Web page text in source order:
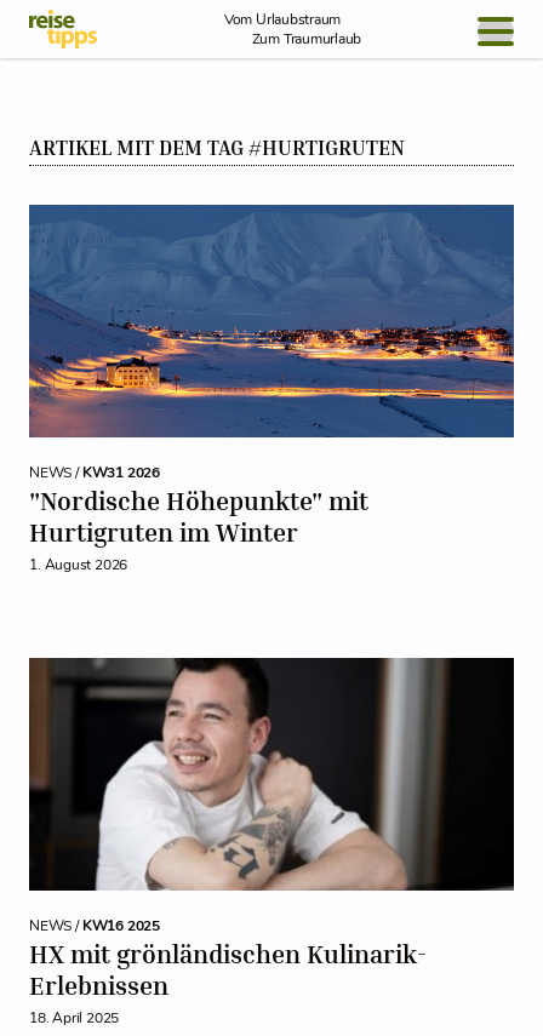
Skip to Content
Vom Urlaubstraum
Zum Traumurlaub
NEWS
ARTIKEL MIT DEM TAG #HURTIGRUTEN
NEWS /KW31 2026
"Nordische Höhepunkte" mit
Hurtigruten im Winter
1. August 2026
NEWS /KW16 2025
HX mit grönländischen Kulinarik-
Erlebnissen
18. April 2025